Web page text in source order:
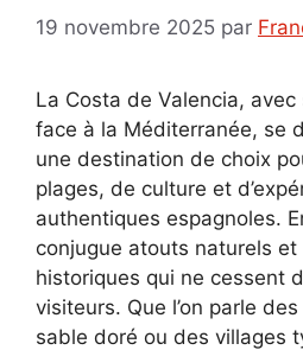
19 novembre 2025 par
La Costa de Valencia,
face à la Méditerranée, se
une destination de choix
plages, de culture et
authentiques espagnoles.
conjugue atouts naturels et
historiques qui ne cessent
visiteurs. Que l’on parle
sable doré ou des villages